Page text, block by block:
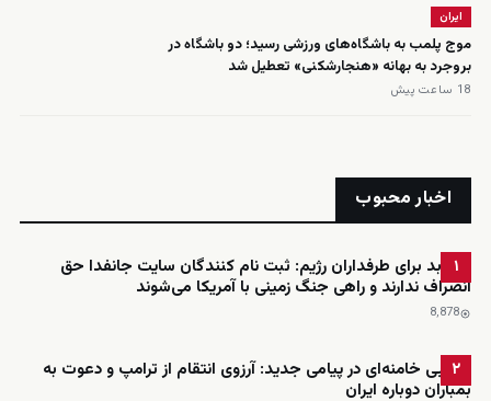
ایران
موج پلمب به باشگاه‌های ورزشی رسید؛ دو باشگاه در
بروجرد به بهانه «هنجارشکنی» تعطیل شد
18 ساعت پیش
اخبار محبوب
۱
خبر بد برای طرفداران رژیم: ثبت نام کنندگان سایت جانفدا حق
انصراف ندارند و راهی جنگ زمینی با آمریکا می‌شوند
8٬878
۲
مجتبی خامنه‌ای در پیامی جدید: آرزوی انتقام از ترامپ و دعوت به
بمباران دوباره ایران